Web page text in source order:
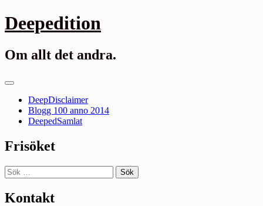
Gå
till
Deepedition
Om allt det andra.
Primär
DeepDisclaimer
Blogg 100 anno 2014
DeepedSamlat
Frisöket
Sök
efter:
Kontakt